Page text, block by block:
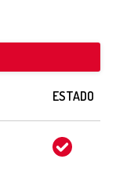
ESTADO